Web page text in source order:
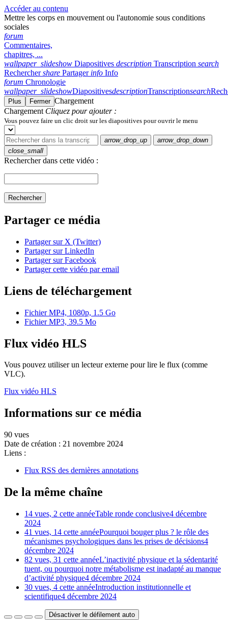
Accéder au contenu
Mettre les corps en mouvement ou l'autonomie sous conditions
sociales
forum
Commentaires,
chapitres, ...
wallpaper_slideshow Diapositives description Transcription search
Rechercher share Partager info Info
forum Chronologie
wallpaper_slideshowDiapositivesdescriptionTranscriptionsearch
Plus Fermer Chargement
Chargement Cliquez pour ajouter :
Vous pouvez faire un clic droit sur les diapositives pour ouvrir le menu
arrow_drop_up
arrow_drop_down
close_small
Rechercher dans cette vidéo :
Rechercher
Partager ce média
Partager sur X (Twitter)
Partager sur LinkedIn
Partager sur Facebook
Partager cette vidéo par email
Liens de téléchargement
Fichier MP4, 1080p, 1.5 Go
Fichier MP3, 39.5 Mo
Flux vidéo HLS
Vous pouvez utiliser un lecteur externe pour lire le flux (comme
VLC).
Flux vidéo HLS
Informations sur ce média
90 vues
Date de création : 21 novembre 2024
Liens :
Flux RSS des dernières annotations
De la même chaîne
14 vues, 2 cette annéeTable ronde conclusive4 décembre
2024
41 vues, 14 cette annéePourquoi bouger plus ? le rôle des
mécanismes psychologiques dans les prises de décisions4
décembre 2024
82 vues, 31 cette annéeL’inactivité physique et la sédentarité
tuent, ou pourquoi notre métabolisme est inadapté au manque
d’activité physique4 décembre 2024
30 vues, 4 cette annéeIntroduction institutionnelle et
scientifique4 décembre 2024
Désactiver le défilement auto